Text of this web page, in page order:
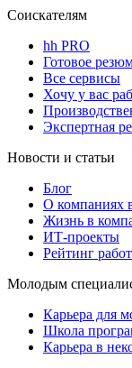
Соискателям
hh PRO
Готовое
Все сервисы
Хочу у вас
Экспертная
Новости и статьи
Блог
О компаниях
Жизнь в
ИТ-проекты
Рейтинг
Молодым
Карьера для
Школа
Карьера в